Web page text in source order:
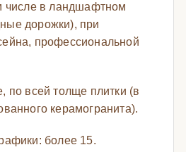
числе в ландшафтном
дорожки), при
профессиональной
по всей толще плитки (в
керамогранита).
более 15.